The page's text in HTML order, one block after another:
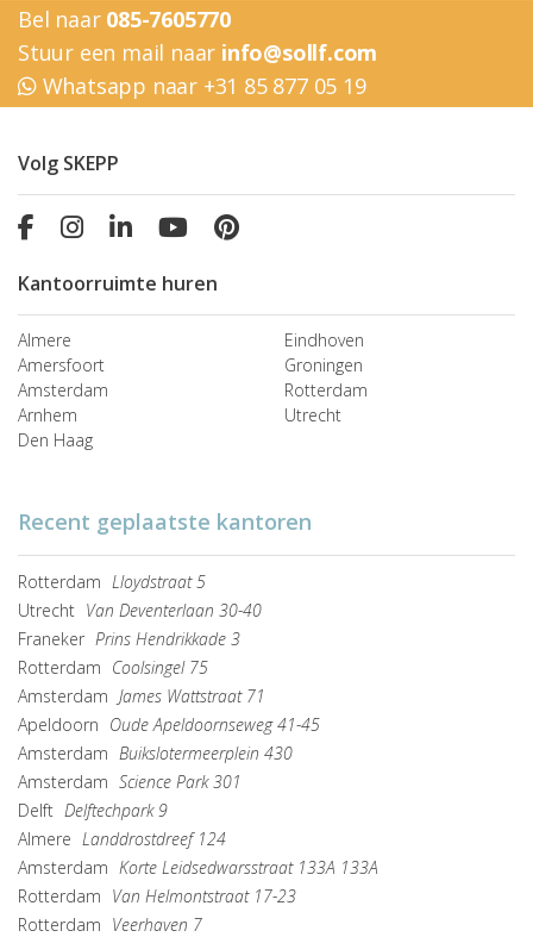
Bel naar 085-7605770
Stuur een mail naar info@sollf.com
Whatsapp naar +31 85 877 05 19
Volg SKEPP
Kantoorruimte huren
Almere
Amersfoort
Amsterdam
Arnhem
Den Haag
Eindhoven
Groningen
Rotterdam
Utrecht
Recent geplaatste kantoren
Rotterdam Lloydstraat 5
Utrecht Van Deventerlaan 30-40
Franeker Prins Hendrikkade 3
Rotterdam Coolsingel 75
Amsterdam James Wattstraat 71
Apeldoorn Oude Apeldoornseweg 41-45
Amsterdam Buikslotermeerplein 430
Amsterdam Science Park 301
Delft Delftechpark 9
Almere Landdrostdreef 124
Amsterdam Korte Leidsedwarsstraat 133A 133A
Rotterdam Van Helmontstraat 17-23
Rotterdam Veerhaven 7